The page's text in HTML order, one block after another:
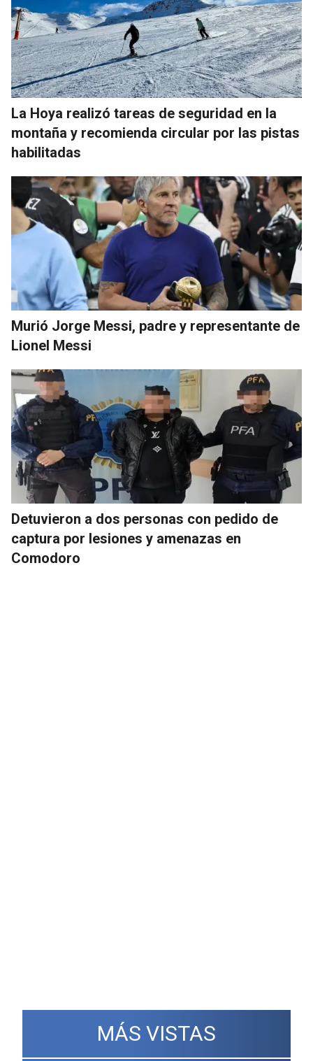
La Hoya realizó tareas de seguridad en la
montaña y recomienda circular por las pistas
habilitadas
Murió Jorge Messi, padre y representante de
Lionel Messi
Detuvieron a dos personas con pedido de
captura por lesiones y amenazas en
Comodoro
MÁS VISTAS